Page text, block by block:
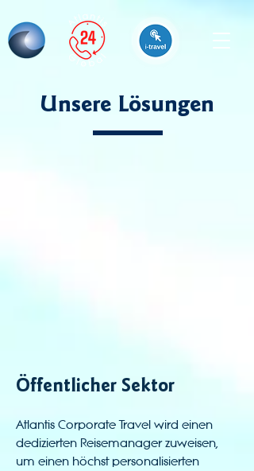
Unsere Lösungen
Öffentlicher Sektor
Atlantis Corporate Travel wird einen
dedizierten Reisemanager zuweisen,
um einen höchst personalisierten